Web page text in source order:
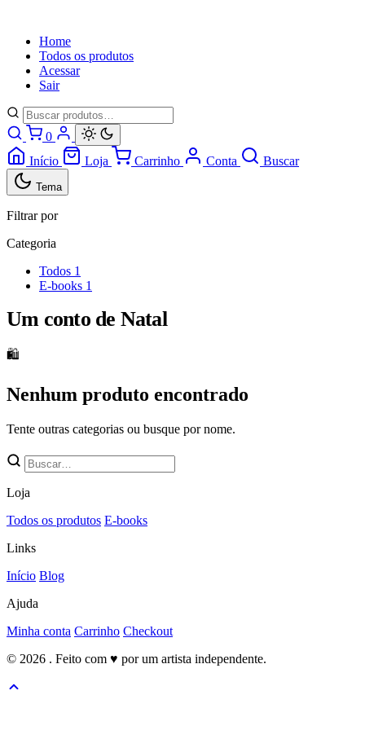
Home
Todos os produtos
Acessar
Sair
0
Início
Loja Carrinho Conta Buscar
Tema
Filtrar por
Categoria
Todos 1
E-books 1
Um conto de Natal
🛍️
Nenhum produto encontrado
Tente outras categorias ou busque por nome.
Loja
Todos os produtos E-books
Links
Início Blog
Ajuda
Minha conta Carrinho Checkout
© 2026 . Feito com ♥ por um artista independente.